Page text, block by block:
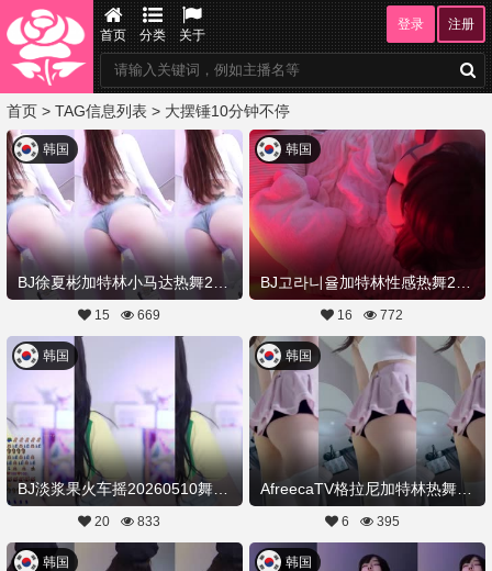
首页 分类 关于
登录 注册
首页 > TAG信息列表 > 大摆锤10分钟不停
韩国
15 669
韩国
16 772
韩国
20 833
AfreecaTV格拉尼加特林热舞全部视频20260507舞蹈剪辑
韩国
6 395
韩国 韩国